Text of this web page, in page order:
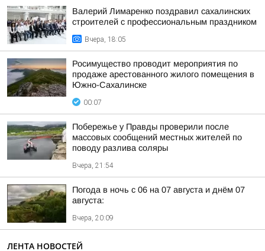
Валерий Лимаренко поздравил сахалинских
строителей с профессиональным праздником
Вчера, 18:05
Росимущество проводит мероприятия по
продаже арестованного жилого помещения в
Южно-Сахалинске
00:07
Побережье у Правды проверили после
массовых сообщений местных жителей по
поводу разлива соляры
Вчера, 21:54
Погода в ночь с 06 на 07 августа и днём 07
августа:
Вчера, 20:09
ЛЕНТА НОВОСТЕЙ